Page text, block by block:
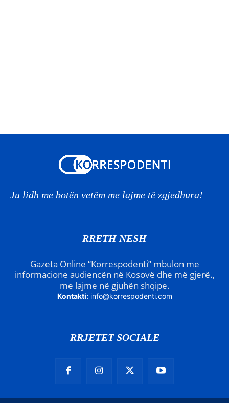
Ju lidh me botën vetëm me lajme të zgjedhura!
RRETH NESH
Gazeta Online “Korrespodenti” mbulon me
informacione audiencën në Kosovë dhe më gjerë.,
me lajme në gjuhën shqipe.
Kontakti: info@korrespodenti.com
RRJETET SOCIALE